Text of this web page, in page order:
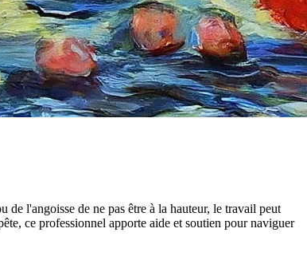
de l'angoisse de ne pas être à la hauteur, le travail peut
ce professionnel apporte aide et soutien pour naviguer